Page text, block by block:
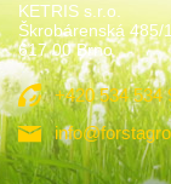
KETRIS s.r.o.
Škrobárenská 485/
617 00 Brno
+420 534 534